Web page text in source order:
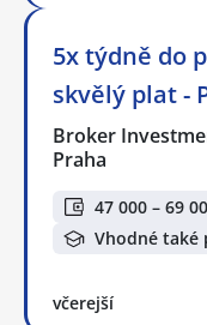
5x týdně do
skvělý plat -
Broker
Praha
47 000 – 69
Vhodné také
včerejší